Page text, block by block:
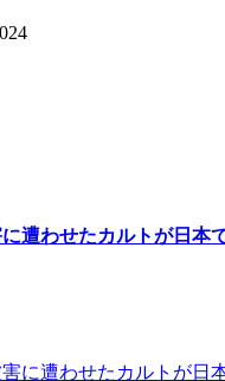
遭わせたカルトが日本